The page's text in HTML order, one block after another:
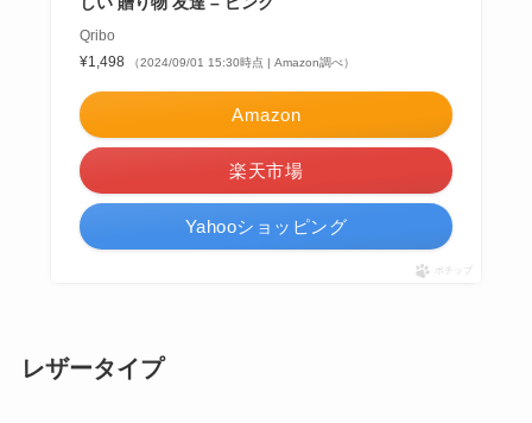
Qribo
¥1,498
（2024/09/01 15:30時点 | Amazon調べ）
Amazon
楽天市場
Yahooショッピング
ポチップ
レザータイプ